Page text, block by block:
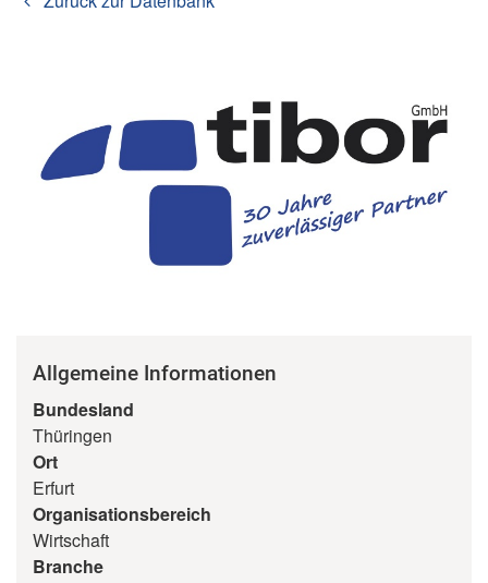
Allgemeine Informationen
Bundesland
Thüringen
Ort
Erfurt
Organisationsbereich
Wirtschaft
Branche